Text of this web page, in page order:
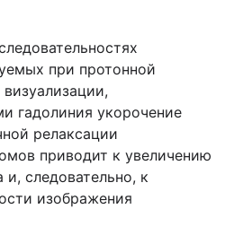
при протонной
гадолиния укорочение
релаксации
приводит к увеличению
и, следовательно, к
изображения